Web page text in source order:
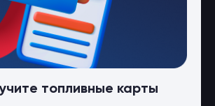
топливные карты